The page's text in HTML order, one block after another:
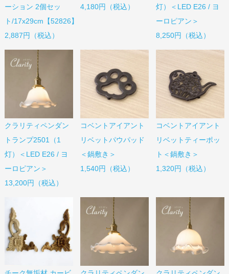
ーション 2個セッ
ト/17x29cm【52826】
2,887円（税込）
4,180円（税込）
灯）＜LED E26 / ヨ
ーロピアン＞
8,250円（税込）
クラリティペンダン
トランプ2501（1
灯）＜LED E26 / ヨ
ーロピアン＞
13,200円（税込）
コベントアイアント
リベットパウパッド
＜鍋敷き＞
1,540円（税込）
コベントアイアント
リベットティーポッ
ト＜鍋敷き＞
1,320円（税込）